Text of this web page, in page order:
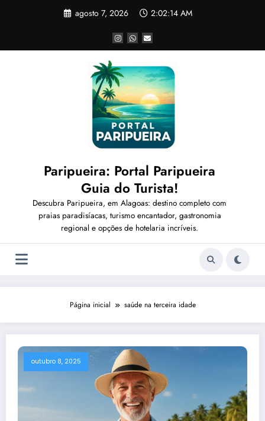
agosto 7, 2026 2:02:16 AM
Paripueira: Portal Paripueira
Guia do Turista!
Descubra Paripueira, em Alagoas: destino completo com
praias paradisíacas, turismo encantador, gastronomia
regional e opções de hotelaria incríveis.
Página inicial saúde na terceira idade
outubro 8, 2025